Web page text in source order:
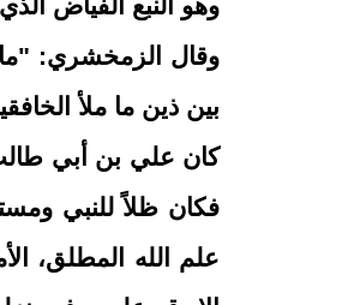
وهو النبع الفياض
وقال الزمخشري:
بين ذين ما ملأ
كان علي بن أبي
فكان ظلاً للنبي
علم الله المطلق،